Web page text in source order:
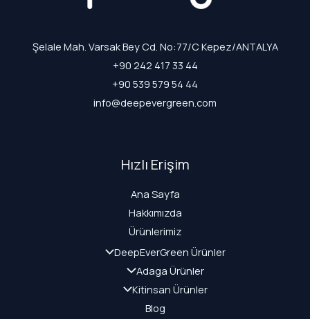
Şelale Mah. Varsak Bey Cd. No:77/C Kepez/ANTALYA
+90 242 417 33 44
+90 539 579 54 44
info@deepevergreen.com
Hızlı Erişim
Ana Sayfa
Hakkımızda
Ürünlerimiz
DeepEverGreen Ürünler
Adaga Ürünler
Kitinsan Ürünler
Blog